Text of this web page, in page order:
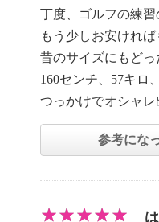
丁度、ゴルフの練習
もう少しお安ければ
昔のサイズにもどっ
160センチ、57キロ
つっかけでオシャレ
参考にな